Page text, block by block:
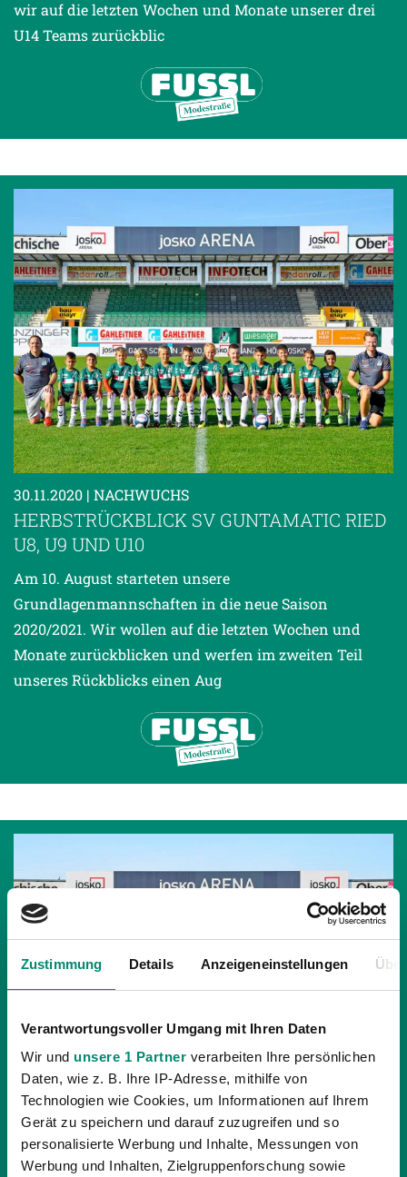
Zustimmung Details Anzeigeneinstellungen
Verantwortungsvoller Umgang mit Ihren Daten
Wir und unsere 1 Partner verarbeiten Ihre persönlichen
Daten, wie z. B. Ihre IP-Adresse, mithilfe von
Technologien wie Cookies, um Informationen auf Ihrem
Gerät zu speichern und darauf zuzugreifen und so
personalisierte Werbung und Inhalte, Messungen von
Werbung und Inhalten, Zielgruppenforschung sowie
wir auf die letzten Wochen und Monate unserer drei
U14 Teams zurückblic
30.11.2020 | NACHWUCHS
HERBSTRÜCKBLICK SV GUNTAMATIC RIED
U8, U9 UND U10
Am 10. August starteten unsere
Grundlagenmannschaften in die neue Saison
2020/2021. Wir wollen auf die letzten Wochen und
Monate zurückblicken und werfen im zweiten Teil
unseres Rückblicks einen Aug
25.11.2020| NACHWUCHS
HERBSTRÜCKBLICK SV RIED